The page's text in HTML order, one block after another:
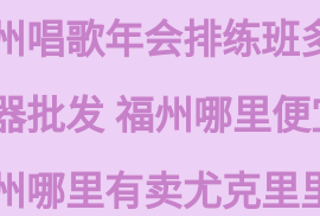
唱歌年会排练班
批发 福州哪里
哪里有卖尤克里